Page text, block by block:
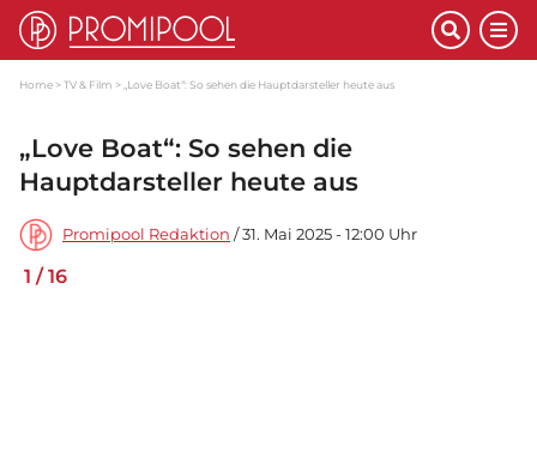
Home TV & Film „Love Boat“: So sehen die Hauptdarsteller heute aus
„Love Boat“: So sehen die
Hauptdarsteller heute aus
Promipool Redaktion / 31. Mai 2025 - 12:00 Uhr
1 /16